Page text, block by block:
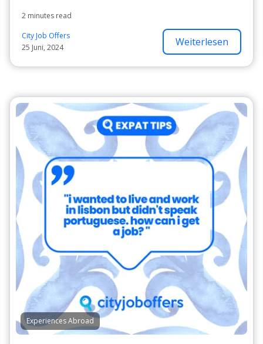
2 minutes read
City Job Offers
25 Juni, 2024
Weiterlesen
Experiences Abroad